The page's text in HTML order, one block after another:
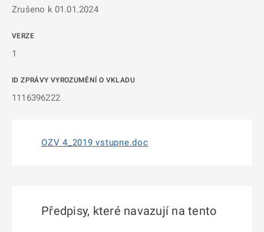
Zrušeno k 01.01.2024
VERZE
1
ID ZPRÁVY VYROZUMĚNÍ O VKLADU
1116396222
OZV 4_2019 vstupne.doc
Předpisy, které navazují na tento